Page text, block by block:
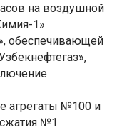
на воздушной
1»
обеспечивающей
агрегаты №100 и
№1